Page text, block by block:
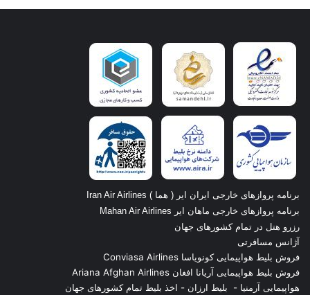
برنامه پروازهای خارجی ایران ایر ( هما ) Iran Air Airlines
برنامه پروازهای خارجی ماهان ایر Mahan Air Airlines
رزرو هتل در تمام کشورهای جهان
آژانس مسافرتی
فروش بلیط هواپیمایی کونویاسا Conviasa Airlines
فروش بلیط هواپیمایی آریانا افغان Ariana Afghan Airlines
هواپیمایی آرمنیا - بلیط ارزان - اخذ بلیط تمام کشورهای جهان